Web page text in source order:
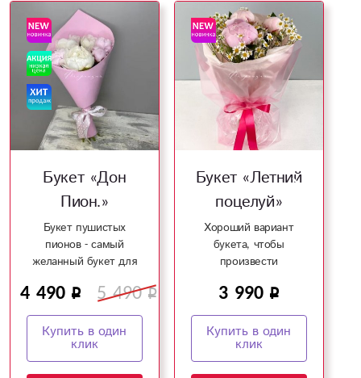
Букет «Летний
поцелуй»
Хороший вариант
букета, чтобы
произвести
3 990
Купить в один
Букет «Пионы
Корал Шарм»
Милый букет из
волшебных пионов!
2 990
Купить в один